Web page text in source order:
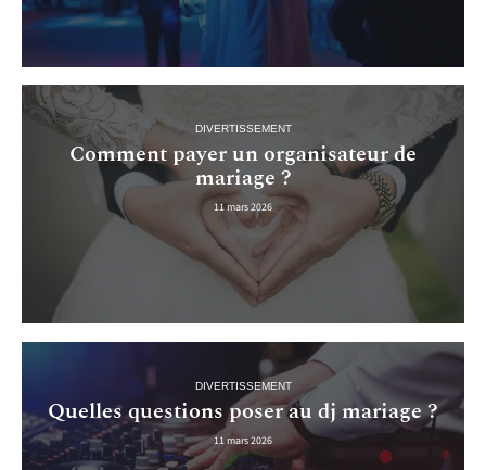
DIVERTISSEMENT
Comment payer un organisateur de
mariage ?
11 mars 2026
DIVERTISSEMENT
Quelles questions poser au dj mariage ?
11 mars 2026